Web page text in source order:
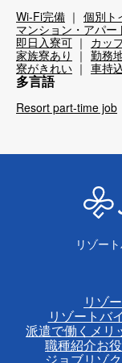
Wi-Fi完備 個別ト
マンション・アパー
即日入寮可
カッ
家族寮あり
勤務
寮がきれい
車持
多言語
Resort part-time job
リゾー
リゾ
リゾートバ
派遣で働くメリ
職種紹介お